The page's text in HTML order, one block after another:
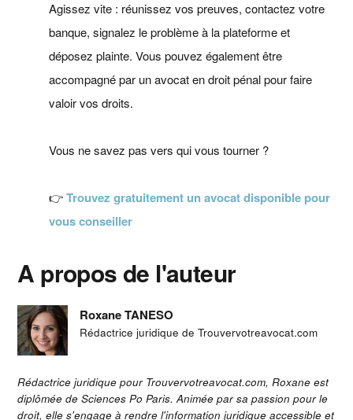
Agissez vite : réunissez vos preuves, contactez votre
banque, signalez le problème à la plateforme et
déposez plainte. Vous pouvez également être
accompagné par un avocat en droit pénal pour faire
valoir vos droits.
Vous ne savez pas vers qui vous tourner ?
👉Trouvez gratuitement un avocat disponible pour
vous conseiller
A propos de l'auteur
Roxane TANESO
Rédactrice juridique de Trouvervotreavocat.com
Rédactrice juridique pour Trouvervotreavocat.com, Roxane est
diplômée de Sciences Po Paris. Animée par sa passion pour le
droit, elle s'engage à rendre l'information juridique accessible et